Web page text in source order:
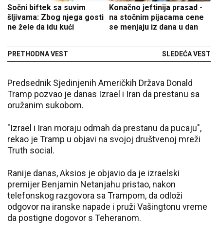
Sočni biftek sa suvim
šljivama: Zbog njega gosti
ne žele da idu kući
PRETHODNA VEST
Konačno jeftinija prasad -
na stočnim pijacama cene
se menjaju iz dana u dan
SLEDEĆA VEST
Predsednik Sjedinjenih Američkih Država Donald
Tramp pozvao je danas Izrael i Iran da prestanu sa
oružanim sukobom.
"Izrael i Iran moraju odmah da prestanu da pucaju",
rekao je Tramp u objavi na svojoj društvenoj mreži
Truth social.
Ranije danas, Aksios je objavio da je izraelski
premijer Benjamin Netanjahu pristao, nakon
telefonskog razgovora sa Trampom, da odloži
odgovor na iranske napade i pruži Vašingtonu vreme
da postigne dogovor s Teheranom.